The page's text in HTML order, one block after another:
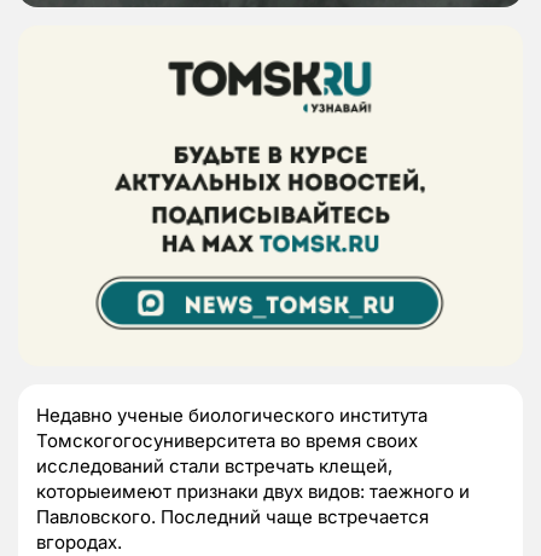
Недавно ученые биологического института
Томскогогосуниверситета во время своих
исследований стали встречать клещей,
которыеимеют признаки двух видов: таежного и
Павловского. Последний чаще встречается
вгородах.